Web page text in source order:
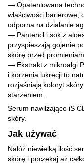
— Opatentowana
właściwości barierowe,
odporna na działanie
— Pantenol i sok z
przyspieszają gojenie
skórę przed
— Ekstrakt z mikroalgi
i korzenia lukrecji to
rozjaśniają koloryt
starzeniem.
Serum nawilżające iS
skóry.
Jak używać
Nałóż niewielką ilość
skórę i poczekaj aż